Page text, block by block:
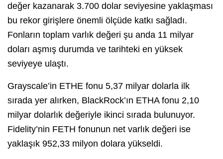
değer kazanarak 3.700 dolar seviyesine yaklaşması
bu rekor girişlere önemli ölçüde katkı sağladı.
Fonların toplam varlık değeri şu anda 11 milyar
doları aşmış durumda ve tarihteki en yüksek
seviyeye ulaştı.
Grayscale’in ETHE fonu 5,37 milyar dolarla ilk
sırada yer alırken, BlackRock’ın ETHA fonu 2,10
milyar dolarlık değeriyle ikinci sırada bulunuyor.
Fidelity’nin FETH fonunun net varlık değeri ise
yaklaşık 952,33 milyon dolara yükseldi.